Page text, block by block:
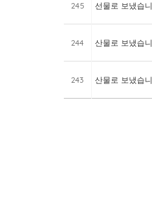
245 선물로 보냈습
244 산물로 보냈습
243 산물로 보냈습